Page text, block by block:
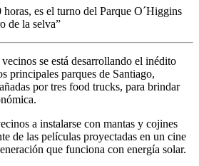
horas, es el turno del Parque O´Higgins
de la selva”
se está desarrollando el inédito
principales parques de Santiago,
por tres food trucks, para brindar
a instalarse con mantas y cojines
de las películas proyectadas en un cine
que funciona con energía solar.